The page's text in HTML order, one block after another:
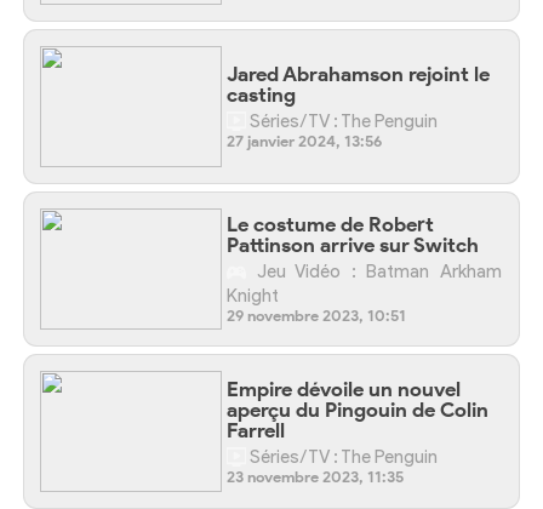
Jared Abrahamson rejoint le
casting
Séries/TV : The Penguin
27 janvier 2024, 13:56
Le costume de Robert
Pattinson arrive sur Switch
Jeu Vidéo : Batman Arkham
Knight
29 novembre 2023, 10:51
Empire dévoile un nouvel
aperçu du Pingouin de Colin
Farrell
Séries/TV : The Penguin
23 novembre 2023, 11:35